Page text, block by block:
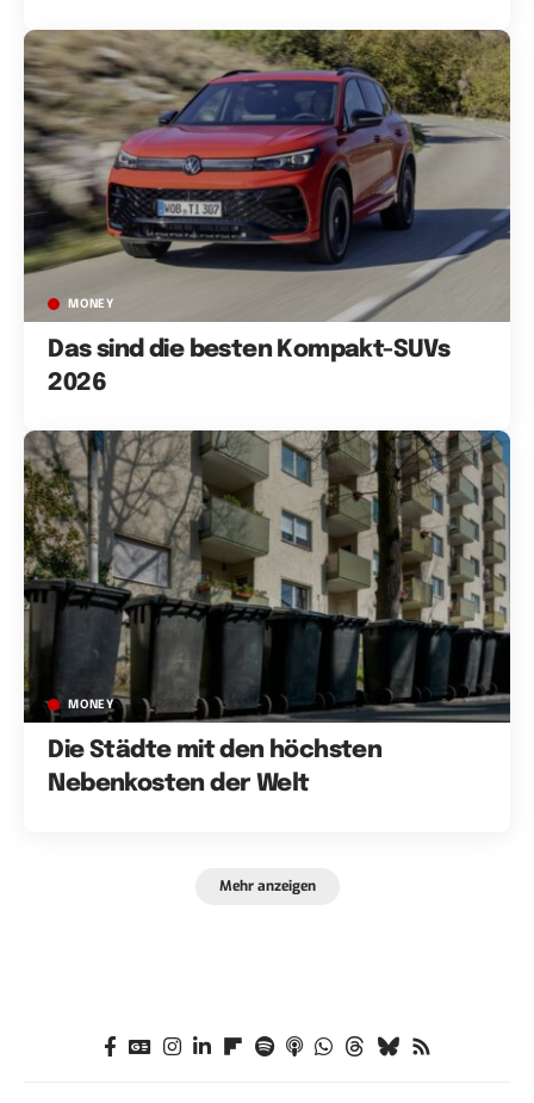
MONEY
Das sind die besten Kompakt-SUVs
2026
MONEY
Die Städte mit den höchsten
Nebenkosten der Welt
Mehr anzeigen